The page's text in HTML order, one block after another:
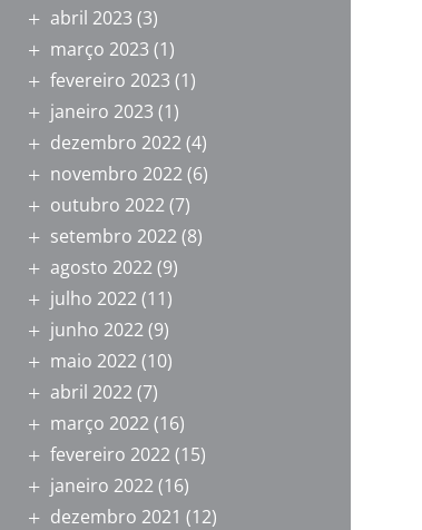
abril 2023 (3)
março 2023 (1)
fevereiro 2023 (1)
janeiro 2023 (1)
dezembro 2022(4)
novembro 2022(6)
outubro 2022(7)
setembro 2022(8)
agosto 2022(9)
julho 2022(11)
junho 2022(9)
maio 2022(10)
abril 2022(7)
março 2022(16)
fevereiro 2022(15)
janeiro 2022(16)
dezembro 2021 (12)